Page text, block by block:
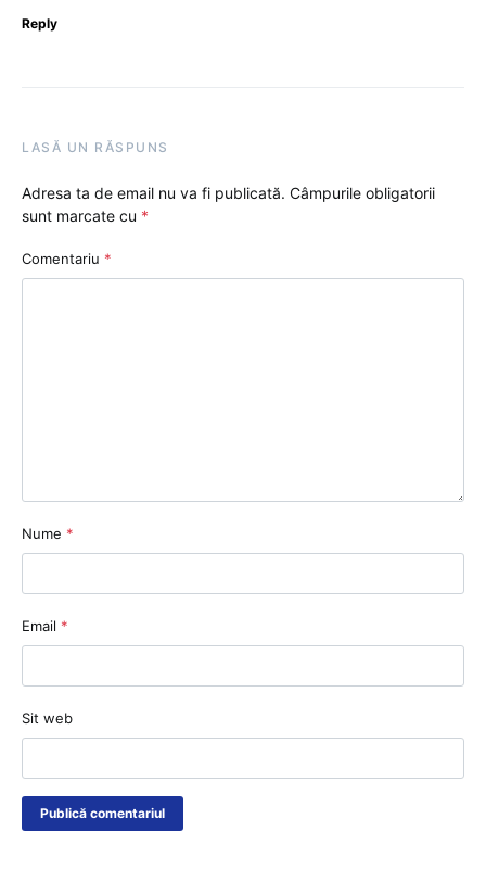
Reply
LASĂ UN RĂSPUNS
Adresa ta de email nu va fi publicată. Câmpurile obligatorii
sunt marcate cu *
Comentariu *
Nume *
Email *
Sit web